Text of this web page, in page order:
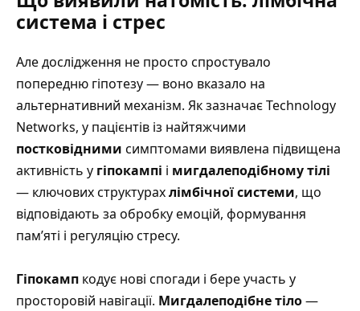
система і стрес
Але дослідження не просто спростувало
попередню гіпотезу — воно вказало на
альтернативний механізм. Як зазначає Technology
Networks, у пацієнтів із найтяжчими
постковідними симптомами виявлена підвищена
активність у гіпокампі і мигдалеподібному тілі
— ключових структурахлімбічної системи, що
відповідають за обробку емоцій, формування
пам’яті і регуляцію стресу.
Гіпокамп кодує нові спогади і бере участь у
просторовій навігації. Мигдалеподібне тіло—